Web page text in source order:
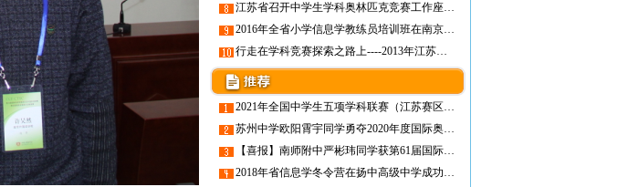
江苏省召开中学生学科奥林匹克竞赛工作座谈会 共同探讨新形势下学科奥赛活动的健康可持续发展
2016年全省小学信息学教练员培训班在南京成功举行
行走在学科竞赛探索之路上----2013年江苏省中学生学科奥林匹克竞赛工作会顺利召开
2021年全国中学生五项学科联赛（江苏赛区） 督查工作座谈会在南京召开
苏州中学欧阳霄宇同学勇夺2020年度国际奥林匹克物理竞赛金牌
【喜报】南师附中严彬玮同学获第61届国际数学奥林匹克竞赛银牌
2018年省信息学冬令营在扬中高级中学成功举办